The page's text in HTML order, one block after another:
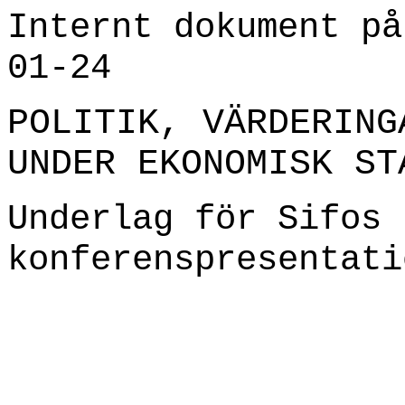
Internt dokument
01-24
POLITIK,
UNDER EKONOMISK
Underlag för Sifos